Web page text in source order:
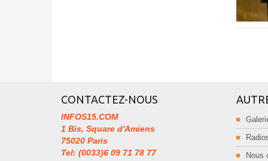
CONTACTEZ-NOUS
INFOS15.COM
1 Bis, Square d'Amiens
75020 Paris
Tel: (0033)6 09 71 78 77
Nous